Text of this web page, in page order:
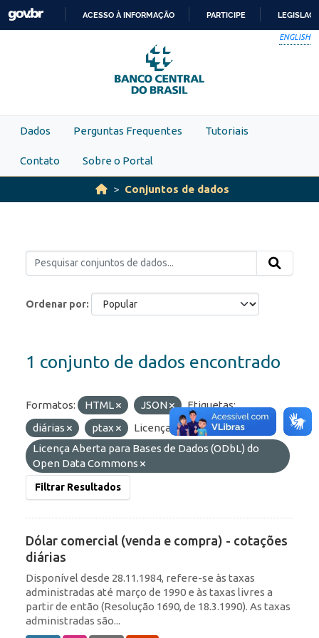
Skip to main content
PARA
O
CONTEÚDO
ACESSO À INFORMAÇÃO PARTICIPE
ENGLISH
Dados Perguntas Frequentes Tutoriais
Contato Sobre o Portal
Conjuntos de dados
Ordenar por
1 conjunto de dados encontrado
Formatos: HTML JSON
Etiquetas:
diárias
ptax
Licenças:
Licença Aberta para Bases de Dados (ODbL) do
Open Data Commons
Filtrar Resultados
Dólar comercial (venda e compra) - cotações
diárias
Disponível desde 28.11.1984, refere-se às taxas
administradas até março de 1990 e às taxas livres a
partir de então (Resolução 1690, de 18.3.1990). As taxas
administradas são...